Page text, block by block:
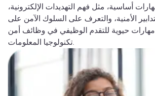
أساسية، مثل فهم التهديدات الإلكترونية،
الأمنية، والتعرف على السلوك الآمن على
مهارات حيوية للتقدم الوظيفي في وظائف أمن
تكنولوجيا المعلومات.